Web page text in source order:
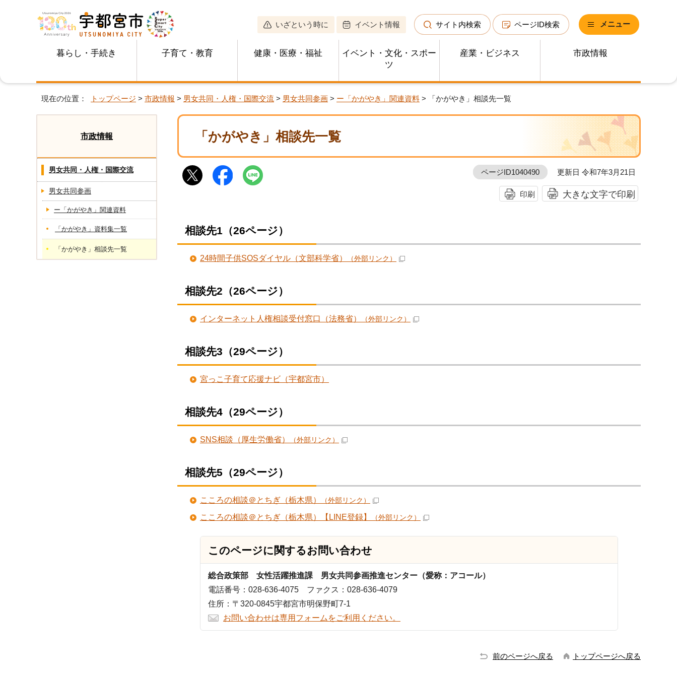
いざという時に イベント情報 サイト内検索 ページID検索 メニュー
暮らし・手続き 子育て・教育 健康・医療・福祉
イベント・文化・スポー
ツ
産業・ビジネス 市政情報
現在の位置： トップページ > 市政情報 > 男女共同・人権・国際交流 > 男女共同参画 > ー「かがやき」関連資料 > 「かがやき」相談先一覧
「かがやき」相談先一覧
ページID1040490 更新日 令和7年3月21日
印刷 大きな文字で印刷
相談先1（26ページ）
24時間子供SOSダイヤル（文部科学省） （外部リンク）
相談先2（26ページ）
インターネット人権相談受付窓口（法務省） （外部リンク）
相談先3（29ページ）
宮っこ子育て応援ナビ（宇都宮市）
相談先4（29ページ）
SNS相談（厚生労働省） （外部リンク）
相談先5（29ページ）
こころの相談＠とちぎ（栃木県） （外部リンク）
こころの相談＠とちぎ（栃木県）【LINE登録】 （外部リンク）
このページに関するお問い合わせ
総合政策部 女性活躍推進課 男女共同参画推進センター（愛称：アコール）
電話番号：028-636-4075 ファクス：028-636-4079
住所：〒320-0845宇都宮市明保野町7-1
お問い合わせは専用フォームをご利用ください。
市政情報
男女共同・人権・国際交流
男女共同参画
ー「かがやき」関連資料
「かがやき」資料集一覧
「かがやき」相談先一覧
前のページへ戻る トップページへ戻る